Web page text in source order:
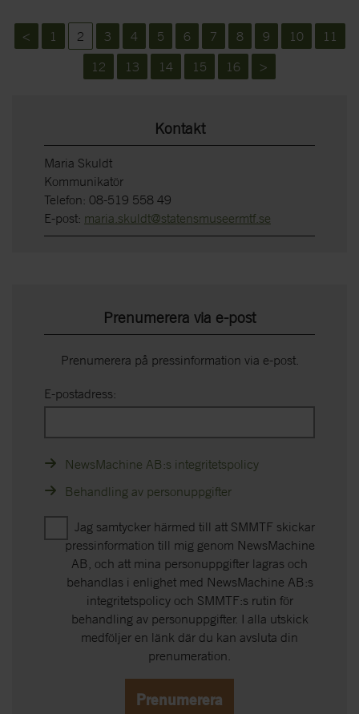
< 1 2 3 4 5 6 7 8 9 10
11
12
13 14 15 16 >
Kontakt
Maria Skuldt
Kommunikatör
Telefon: 08-519 558 49
E-post: maria.skuldt@statensmuseermtf.se
Prenumerera via e-post
Prenumerera på pressinformation via e-post.
E-postadress:
NewsMachine AB:s integritetspolicy
Behandling av personuppgifter
Jag samtycker härmed till att SMMTF skickar
pressinformation till mig genom NewsMachine
AB, och att mina personuppgifter lagras och
behandlas i enlighet med NewsMachine AB:s
integritetspolicy och SMMTF:s rutin för
behandling av personuppgifter. I alla utskick
medföljer en länk där du kan avsluta din
prenumeration.
Prenumerera